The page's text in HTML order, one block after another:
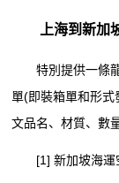
上海到新加坡
特別提供一條龍
單(即裝箱單和形
文品名、材質、數
[1] 新加坡海運